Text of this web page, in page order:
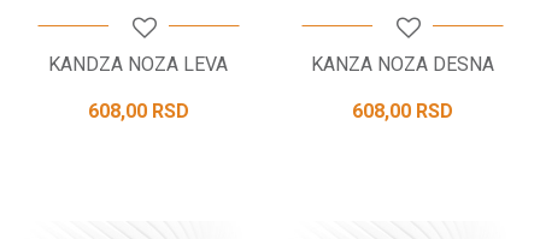
KANDZA NOZA LEVA
608,00 RSD
KANZA NOZA DESNA
608,00 RSD